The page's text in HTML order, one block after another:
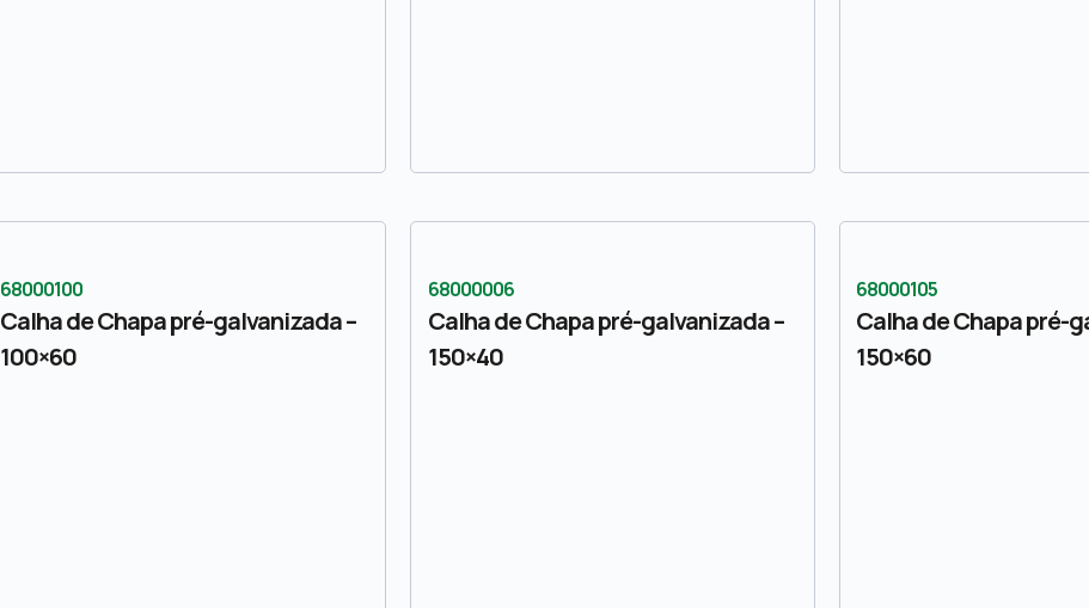
68000100
Calha de Chapa pré-galvanizada –
100×60
68000006
Calha de Chapa pré-galvanizada –
150×40
68000105
Calha de Chapa pré-
150×60